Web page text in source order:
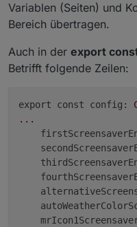
ioBroker aus.
Variablen (Seiten) und
Bereich übertragen.
Auch in der export
Betrifft folgende Zeilen:
export const config:
...